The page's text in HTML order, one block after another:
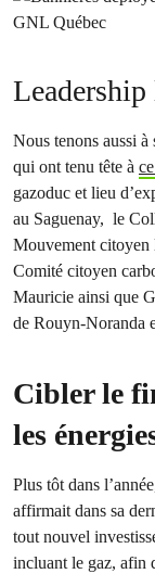
Leadership
Nous tenons aussi
qui ont tenu tête à
gazoduc et lieu
au Saguenay, le
Mouvement citoyen
Comité citoyen
Mauricie ainsi que
de Rouyn-Noranda
Cibler le
les
Plus tôt dans
affirmait dans sa
tout nouvel
incluant le gaz, afin